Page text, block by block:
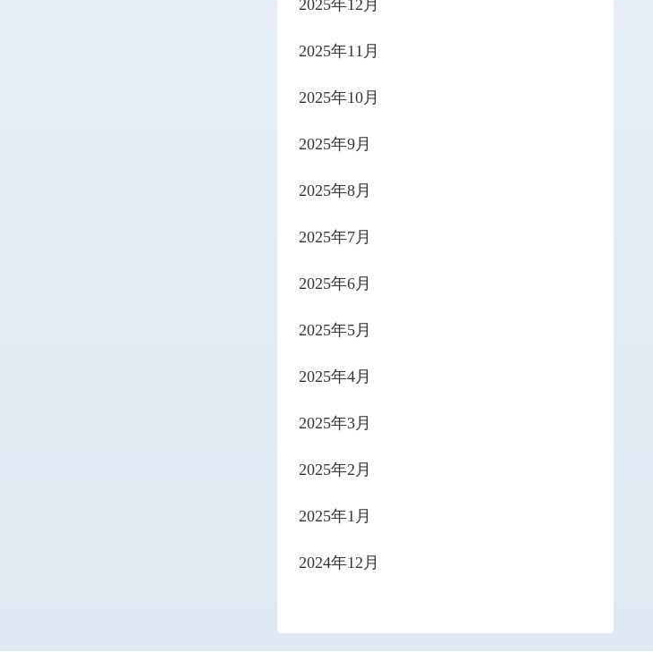
2025年12月
2025年11月
2025年10月
2025年9月
2025年8月
2025年7月
2025年6月
2025年5月
2025年4月
2025年3月
2025年2月
2025年1月
2024年12月